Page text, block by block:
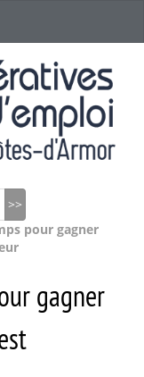
pour gagner
gagner